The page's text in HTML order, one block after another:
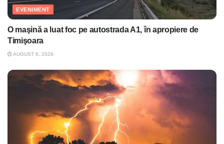
EVENIMENT
O maşină a luat foc pe autostrada A1, în apropiere de
Timişoara
AUGUST 6, 2026